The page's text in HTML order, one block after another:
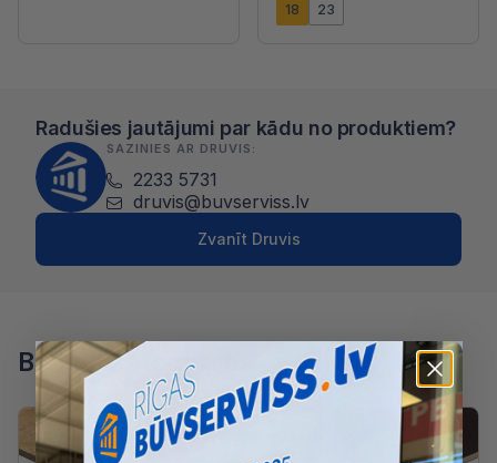
18 23
Radušies jautājumi par kādu no produktiem?
SAZINIES AR DRUVIS:
2233 5731
druvis@buvserviss.lv
Zvanīt Druvis
Blakus kategorijas